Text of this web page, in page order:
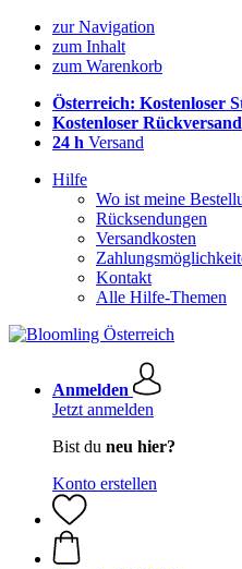
zur Navigation
zum Inhalt
zum Warenkorb
Österreich: Kostenloser
Kostenloser Rückversand
24 h Versand
Hilfe
Wo ist meine
Rücksendungen
Versandkosten
Kontakt
Alle Hilfe-Themen
Anmelden
Jetzt anmelden
Bist du neu hier?
Konto erstellen